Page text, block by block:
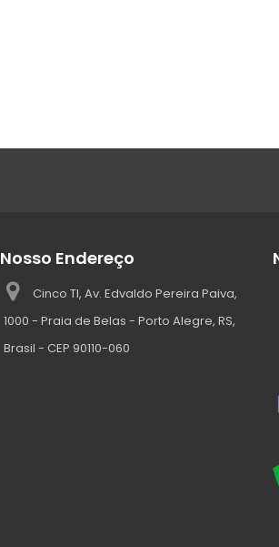
Nosso Endereço
Cinco TI, Av. Edvaldo Pereira Paiva,
1000 - Praia de Belas - Porto Alegre, RS,
Brasil - CEP 90110-060